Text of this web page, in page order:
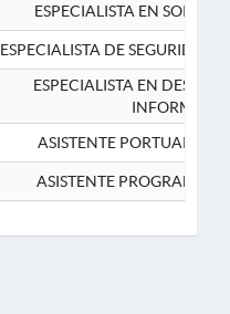
ESPECIALISTA EN
ESPECIALISTA DE SEGURIDAD
ESPECIALISTA EN
ASISTENTE PORTUARIO 2-
ASISTENTE